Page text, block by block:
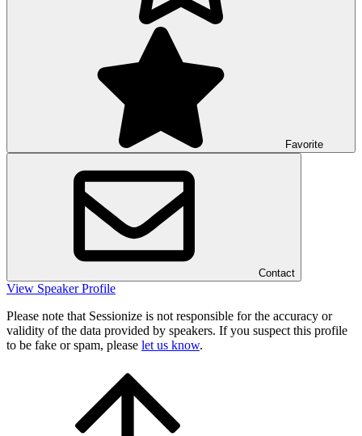
Favorite
Contact
View Speaker Profile
Please note that Sessionize is not responsible for the accuracy or
validity of the data provided by speakers. If you suspect this profile
to be fake or spam, please let us know.